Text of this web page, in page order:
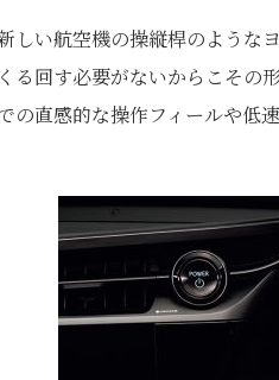
しい航空機の操縦桿のような
る回す必要がないからこそ
の直感的な操作フィールや低